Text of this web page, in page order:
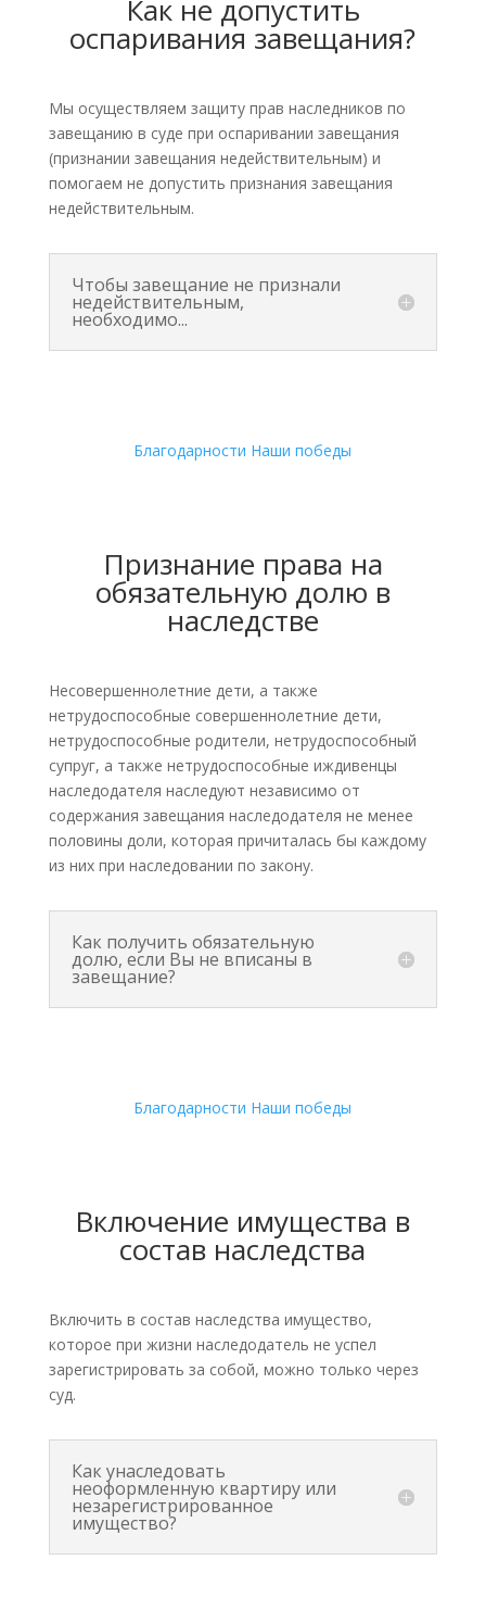
Как не допустить
оспаривания завещания?
Мы осуществляем защиту прав наследников по
завещанию в суде при оспаривании завещания
(признании завещания недействительным) и
помогаем не допустить признания завещания
недействительным.
Чтобы завещание не признали
недействительным,
необходимо...
Благодарности Наши победы
Признание права на
обязательную долю в
наследстве
Несовершеннолетние дети, а также
нетрудоспособные совершеннолетние дети,
нетрудоспособные родители, нетрудоспособный
супруг, а также нетрудоспособные иждивенцы
наследодателя наследуют независимо от
содержания завещания наследодателя не менее
половины доли, которая причиталась бы каждому
из них при наследовании по закону.
Как получить обязательную
долю, если Вы не вписаны в
завещание?
Благодарности Наши победы
Включение имущества в
состав наследства
Включить в состав наследства имущество,
которое при жизни наследодатель не успел
зарегистрировать за собой, можно только через
суд.
Как унаследовать
неоформленную квартиру или
незарегистрированное
имущество?